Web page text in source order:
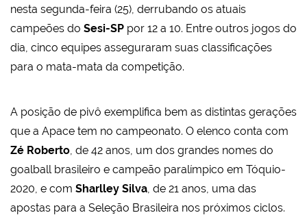
nesta segunda-feira (25), derrubando os atuais
campeões do Sesi-SP por 12 a 10. Entre outros jogos do
dia, cinco equipes asseguraram suas classificações
para o mata-mata da competição.
A posição de pivô exemplifica bem as distintas gerações
que a Apace tem no campeonato. O elenco conta com
Zé Roberto, de 42 anos, um dos grandes nomes do
goalball brasileiro e campeão paralímpico em Tóquio-
2020, e com Sharlley Silva, de 21 anos, uma das
apostas para a Seleção Brasileira nos próximos ciclos.